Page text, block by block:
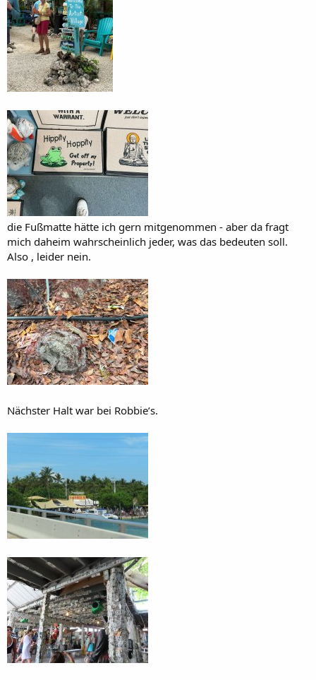
die Fußmatte hätte ich gern mitgenommen - aber da fragt
mich daheim wahrscheinlich jeder, was das bedeuten soll.
Also , leider nein.
Nächster Halt war bei Robbie’s.